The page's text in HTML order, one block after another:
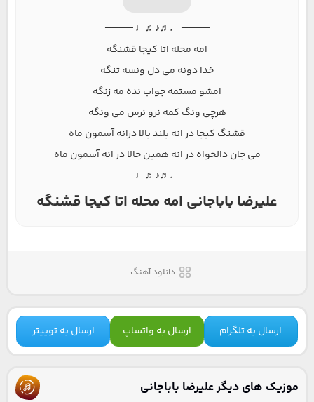
──── ♩♬♪♬♩ ────
امه محله اتا کیجا قشنگه
خدا دونه می دل ونسه تنگه
امشو مستمه جواب نده مه زنگه
هرچی ونگ کمه نرو نرس می ونگه
قشنگ کیجا در انه بلند بالا درانه آسمون ماه
می جان دالخواه در انه همین حالا در انه آسمون ماه
──── ♩♬♪♬♩ ────
علیرضا باباجانی امه محله اتا کیجا قشنگه
دانلود آهنگ
ارسال به تلگرام ارسال به واتساپ ارسال به توییتر
موزیک های دیگر علیرضا باباجانی